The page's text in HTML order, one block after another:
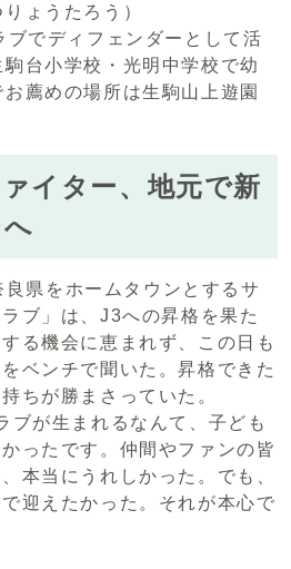
ょうたろう）
でディフェンダーとして活
台小学校・光明中学校で幼
薦めの場所は生駒山上遊園
イター、地元で新
県をホームタウンとするサ
ブ」は、J3への昇格を果た
る機会に恵まれず、この日も
ベンチで聞いた。昇格できた
ちが勝まさっていた。
が生まれるなんて、子ども
ったです。仲間やファンの皆
本当にうれしかった。でも、
迎えたかった。それが本心で